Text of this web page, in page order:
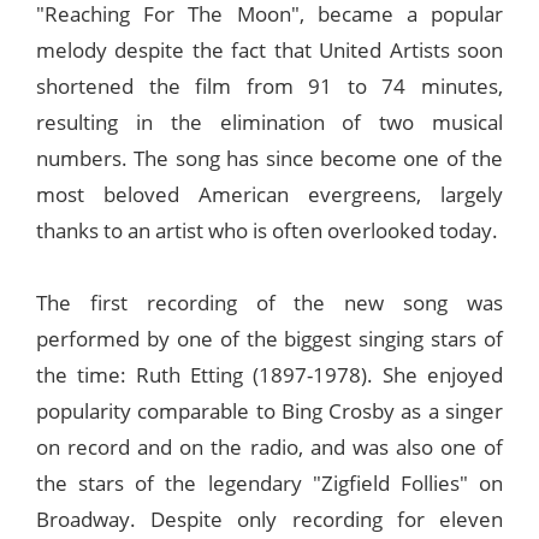
"Reaching For The Moon", became a popular
melody despite the fact that United Artists soon
shortened the film from 91 to 74 minutes,
resulting in the elimination of two musical
numbers. The song has since become one of the
most beloved American evergreens, largely
thanks to an artist who is often overlooked today.
The first recording of the new song was
performed by one of the biggest singing stars of
the time: Ruth Etting (1897-1978). She enjoyed
popularity comparable to Bing Crosby as a singer
on record and on the radio, and was also one of
the stars of the legendary "Zigfield Follies" on
Broadway. Despite only recording for eleven